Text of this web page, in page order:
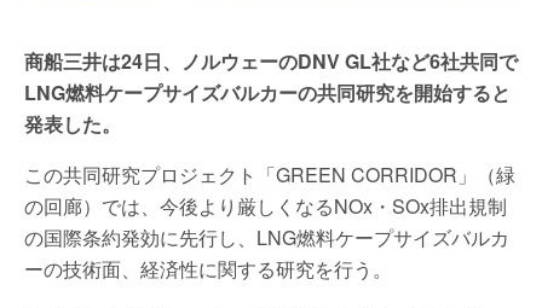
商船三井は24日、ノルウェーのDNV GL社など6社共同で
LNG燃料ケープサイズバルカーの共同研究を開始すると
発表した。
この共同研究プロジェクト「GREEN CORRIDOR」（緑
の回廊）では、今後より厳しくなるNOx・SOx排出規制
の国際条約発効に先行し、LNG燃料ケープサイズバルカ
ーの技術面、経済性に関する研究を行う。